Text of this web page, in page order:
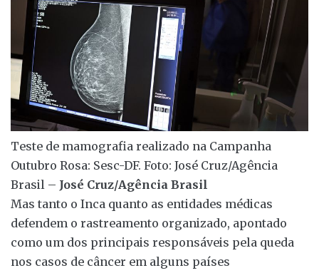
Teste de mamografia realizado na Campanha
Outubro Rosa: Sesc-DF. Foto: José Cruz/Agência
Brasil – José Cruz/Agência Brasil
Mas tanto o Inca quanto as entidades médicas
defendem o rastreamento organizado, apontado
como um dos principais responsáveis pela queda
nos casos de câncer em alguns países